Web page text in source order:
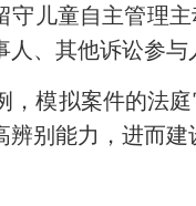
守儿童自主管理
、其他诉讼参
拟案件的法庭
别能力，进而